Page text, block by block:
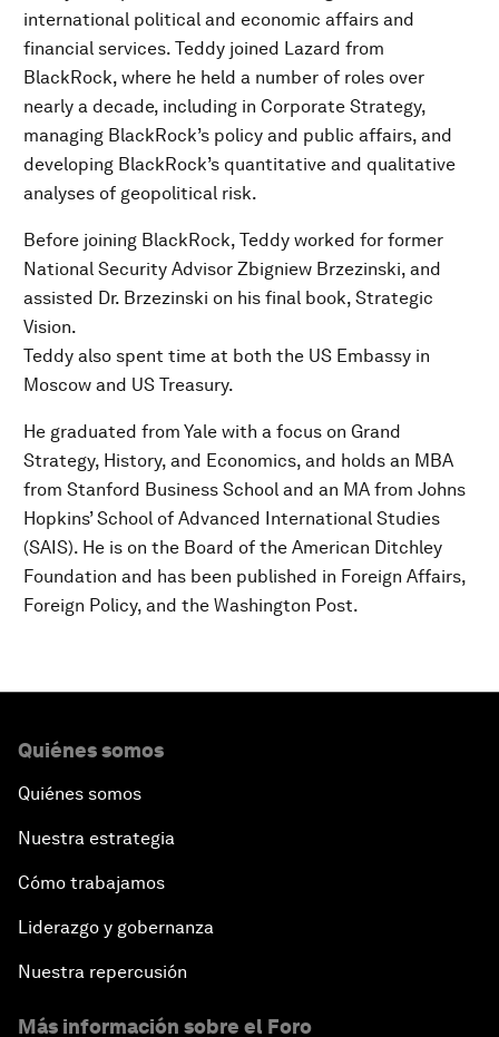
international political and economic affairs and
financial services. Teddy joined Lazard from
BlackRock, where he held a number of roles over
nearly a decade, including in Corporate Strategy,
managing BlackRock’s policy and public affairs, and
developing BlackRock’s quantitative and qualitative
analyses of geopolitical risk.
Before joining BlackRock, Teddy worked for former
National Security Advisor Zbigniew Brzezinski, and
assisted Dr. Brzezinski on his final book, Strategic
Vision.
Teddy also spent time at both the US Embassy in
Moscow and US Treasury.
He graduated from Yale with a focus on Grand
Strategy, History, and Economics, and holds an MBA
from Stanford Business School and an MA from Johns
Hopkins’ School of Advanced International Studies
(SAIS). He is on the Board of the American Ditchley
Foundation and has been published in Foreign Affairs,
Foreign Policy, and the Washington Post.
Quiénes somos
Quiénes somos
Nuestra estrategia
Cómo trabajamos
Liderazgo y gobernanza
Nuestra repercusión
Más información sobre el Foro